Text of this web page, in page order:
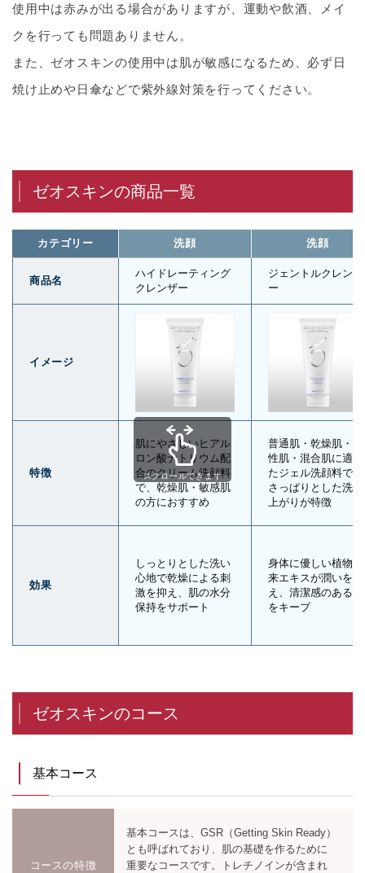
使用中は赤みが出る場合がありますが、運動や飲酒、メイ
クを行っても問題ありません。
また、ゼオスキンの使用中は肌が敏感になるため、必ず日
焼け止めや日傘などで紫外線対策を行ってください。
ゼオスキンの商品一覧
カテゴリー 洗顔 洗顔
商品名
ハイドレーティング
クレンザー
ジェントルクレンザ
ー
イメージ
特徴
肌にやさしいヒアル
ロン酸ナトリウム配
合のクリーム洗顔料
で、乾燥肌・敏感肌
の方におすすめ
普通肌・乾燥肌・脂
性肌・混合肌に適し
たジェル洗顔料で、
さっぱりとした洗い
上がりが特徴
効果
しっとりとした洗い
心地で乾燥による刺
激を抑え、肌の水分
保持をサポート
身体に優しい植物由
来エキスが潤いを与
え、清潔感のある肌
をキープ
スクロールできます
ゼオスキンのコース
基本コース
コースの特徴
基本コースは、GSR（Getting Skin Ready）
とも呼ばれており、肌の基礎を作るために
重要なコースです。トレチノインが含まれ